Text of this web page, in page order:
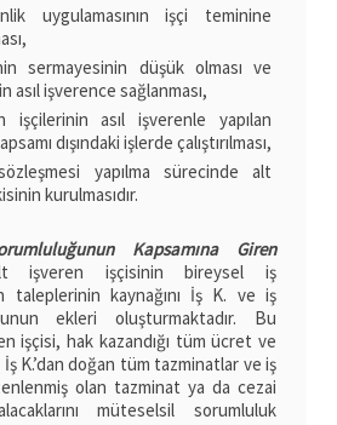
uygulamasının işçi teminine
sermayesinin düşük olması ve
asıl işverence sağlanması,
işçilerinin asıl işverenle yapılan
dışındaki işlerde çalıştırılması,
yapılma sürecinde alt
kurulmasıdır.
Kapsamına Giren
işçisinin bireysel iş
taleplerinin kaynağını İş K. ve iş
ekleri oluşturmaktadır. Bu
işçisi, hak kazandığı tüm ücret ve
K.’dan doğan tüm tazminatlar ve iş
olan tazminat ya da cezai
müteselsil sorumluluk